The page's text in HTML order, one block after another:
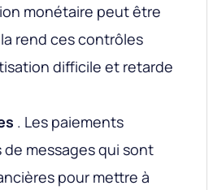
monétaire peut être
rend ces contrôles
difficile et retarde
. Les paiements
messages qui sont
pour mettre à